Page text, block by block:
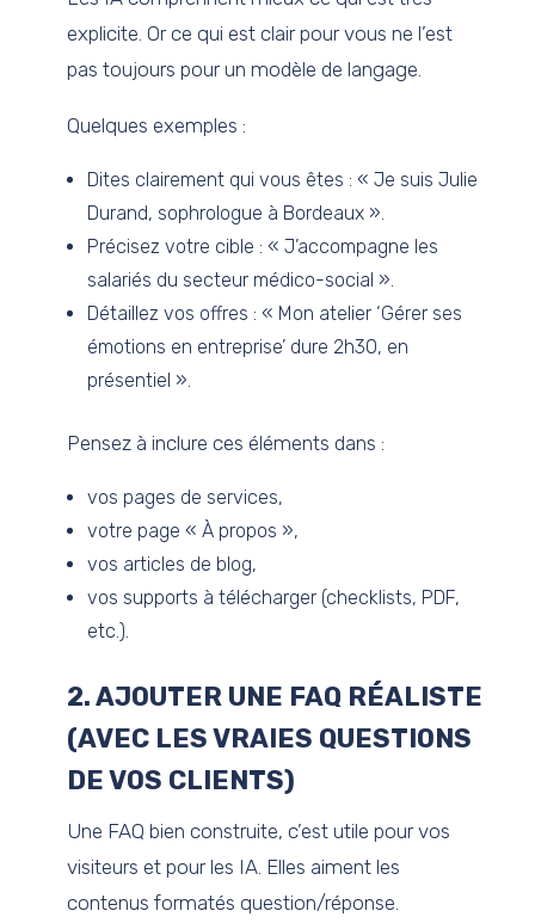
explicite. Or ce qui est clair pour vous ne l’est
pas toujours pour un modèle de langage.
Quelques exemples :
Dites clairement qui vous êtes : « Je suis Julie
Durand, sophrologue à Bordeaux ».
Précisez votre cible : « J’accompagne les
salariés du secteur médico-social ».
Détaillez vos offres : « Mon atelier ‘Gérer ses
émotions en entreprise’ dure 2h30, en
présentiel ».
Pensez à inclure ces éléments dans :
vos pages de services,
votre page « À propos »,
vos articles de blog,
vos supports à télécharger (checklists, PDF,
etc.).
2. AJOUTER UNE FAQ RÉALISTE
(AVEC LES VRAIES QUESTIONS
DE VOS CLIENTS)
Une FAQ bien construite, c’est utile pour vos
visiteurs et pour les IA. Elles aiment les
contenus formatés question/réponse.